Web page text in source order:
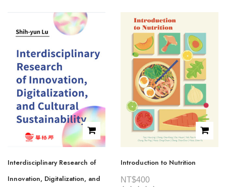
Interdisciplinary Research of
Innovation, Digitalization, and
Introduction to Nutrition
NT$400